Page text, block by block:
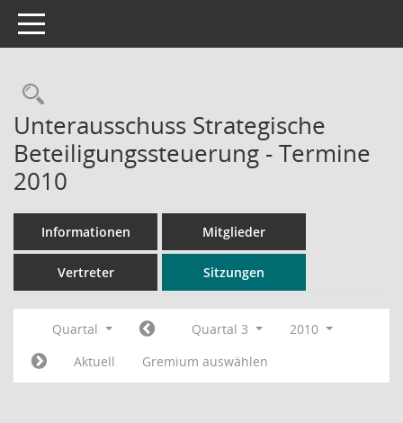
Toggle navigation
Rechercheauswahl
Unterausschuss Strategische
Beteiligungssteuerung - Termine
2010
Informationen Mitglieder
Vertreter Sitzungen
Quartal Quartal 3
2010
Aktuell
Gremium auswählen